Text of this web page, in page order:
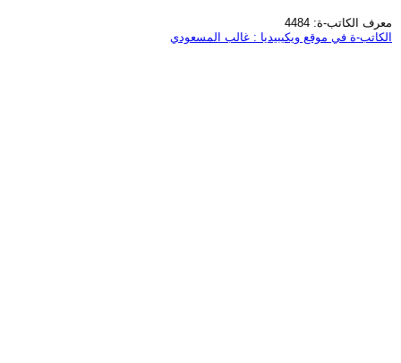
معرف الكاتب-ة: 4484
الكاتب-ة في موقع ويكيبيديا : غالب المسعودي